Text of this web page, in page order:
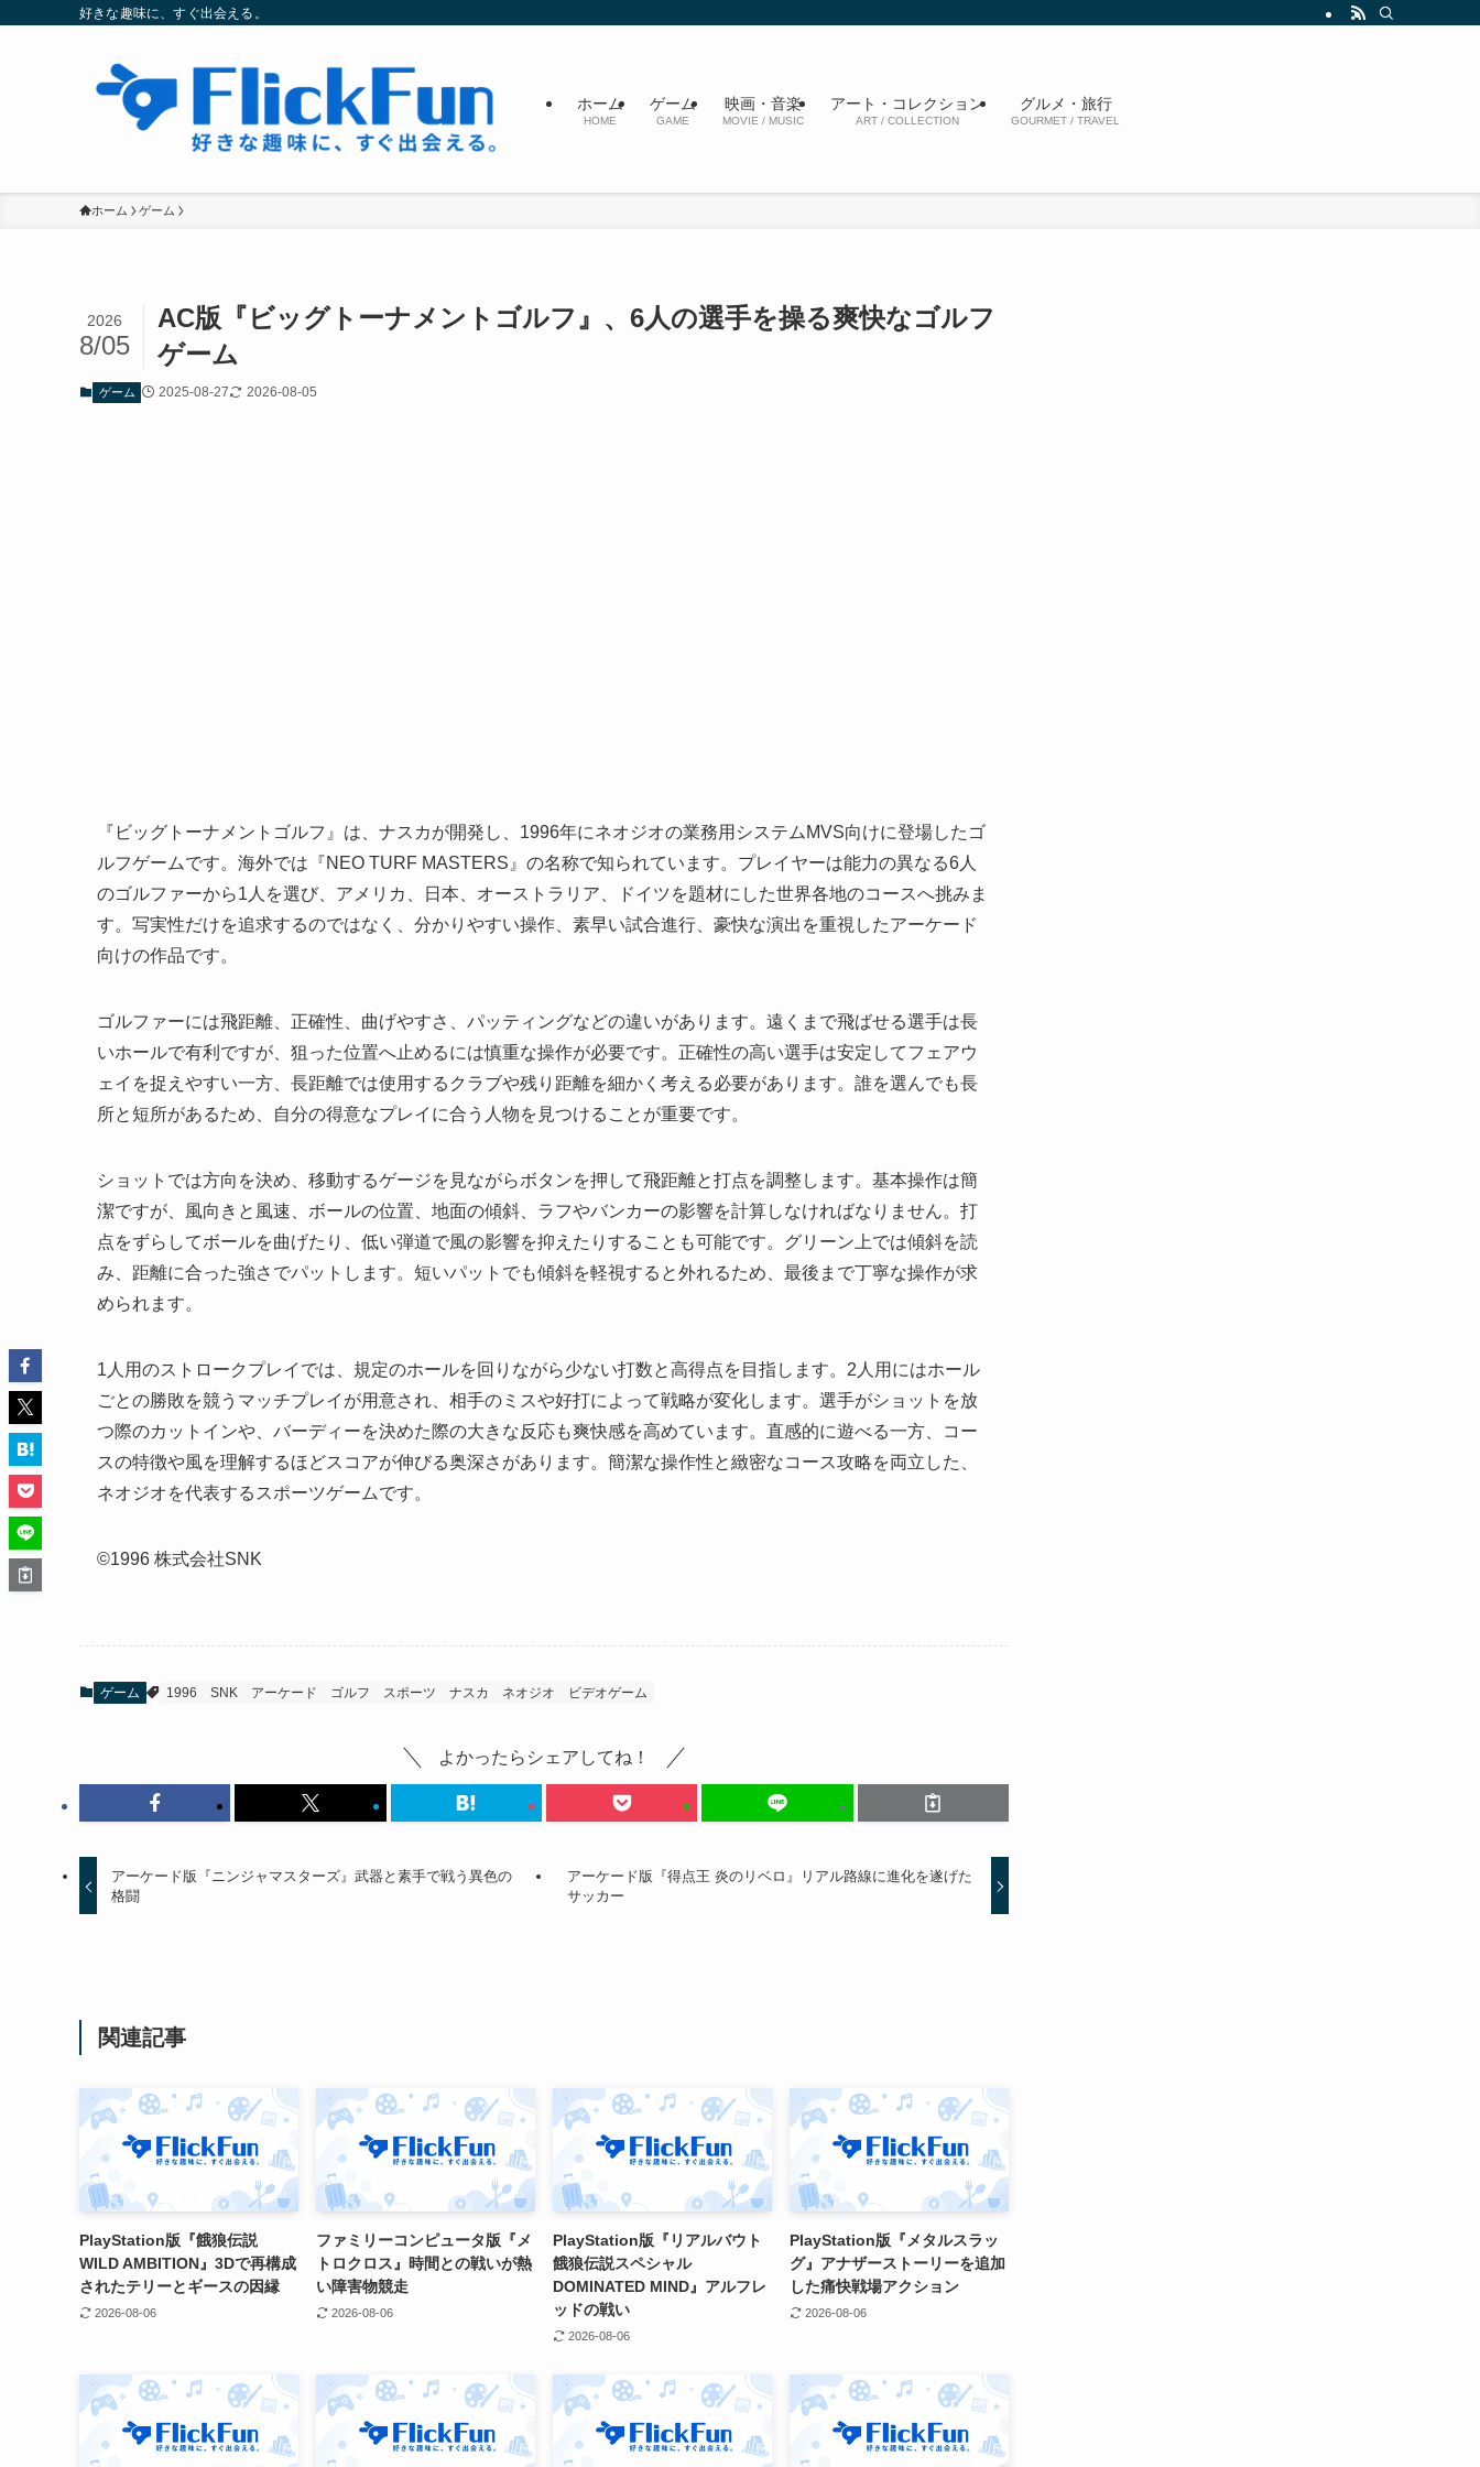
好きな趣味に、すぐ出会える。
ホーム
HOME
ゲーム
GAME
映画・音楽
MOVIE / MUSIC
アート・コレクション
ART / COLLECTION
グルメ・旅行
GOURMET / TRAVEL
ホーム ゲーム
AC版『ビッグトーナメントゴルフ』、6人の選手を操る爽快なゴルフ
ゲーム
2026
8/05
ゲーム 2025-08-27 2026-08-05
『ビッグトーナメントゴルフ』は、ナスカが開発し、1996年にネオジオの業務用システムMVS向けに登場したゴ
ルフゲームです。海外では『NEO TURF MASTERS』の名称で知られています。プレイヤーは能力の異なる6人
のゴルファーから1人を選び、アメリカ、日本、オーストラリア、ドイツを題材にした世界各地のコースへ挑みま
す。写実性だけを追求するのではなく、分かりやすい操作、素早い試合進行、豪快な演出を重視したアーケード
向けの作品です。
ゴルファーには飛距離、正確性、曲げやすさ、パッティングなどの違いがあります。遠くまで飛ばせる選手は長
いホールで有利ですが、狙った位置へ止めるには慎重な操作が必要です。正確性の高い選手は安定してフェアウ
ェイを捉えやすい一方、長距離では使用するクラブや残り距離を細かく考える必要があります。誰を選んでも長
所と短所があるため、自分の得意なプレイに合う人物を見つけることが重要です。
ショットでは方向を決め、移動するゲージを見ながらボタンを押して飛距離と打点を調整します。基本操作は簡
潔ですが、風向きと風速、ボールの位置、地面の傾斜、ラフやバンカーの影響を計算しなければなりません。打
点をずらしてボールを曲げたり、低い弾道で風の影響を抑えたりすることも可能です。グリーン上では傾斜を読
み、距離に合った強さでパットします。短いパットでも傾斜を軽視すると外れるため、最後まで丁寧な操作が求
められます。
1人用のストロークプレイでは、規定のホールを回りながら少ない打数と高得点を目指します。2人用にはホール
ごとの勝敗を競うマッチプレイが用意され、相手のミスや好打によって戦略が変化します。選手がショットを放
つ際のカットインや、バーディーを決めた際の大きな反応も爽快感を高めています。直感的に遊べる一方、コー
スの特徴や風を理解するほどスコアが伸びる奥深さがあります。簡潔な操作性と緻密なコース攻略を両立した、
ネオジオを代表するスポーツゲームです。
©1996 株式会社SNK
ゲーム 1996 SNK アーケード ゴルフ スポーツ ナスカ ネオジオ ビデオゲーム
よかったらシェアしてね！
アーケード版『ニンジャマスターズ』武器と素手で戦う異色の
格闘
アーケード版『得点王 炎のリベロ』リアル路線に進化を遂げた
サッカー
関連記事
PlayStation版『餓狼伝説
WILD AMBITION』3Dで再構成
されたテリーとギースの因縁
2026-08-06
ファミリーコンピュータ版『メ
トロクロス』時間との戦いが熱
い障害物競走
2026-08-06
PlayStation版『リアルバウト
餓狼伝説スペシャル
DOMINATED MIND』アルフレ
ッドの戦い
2026-08-06
PlayStation版『メタルスラッ
グ』アナザーストーリーを追加
した痛快戦場アクション
2026-08-06